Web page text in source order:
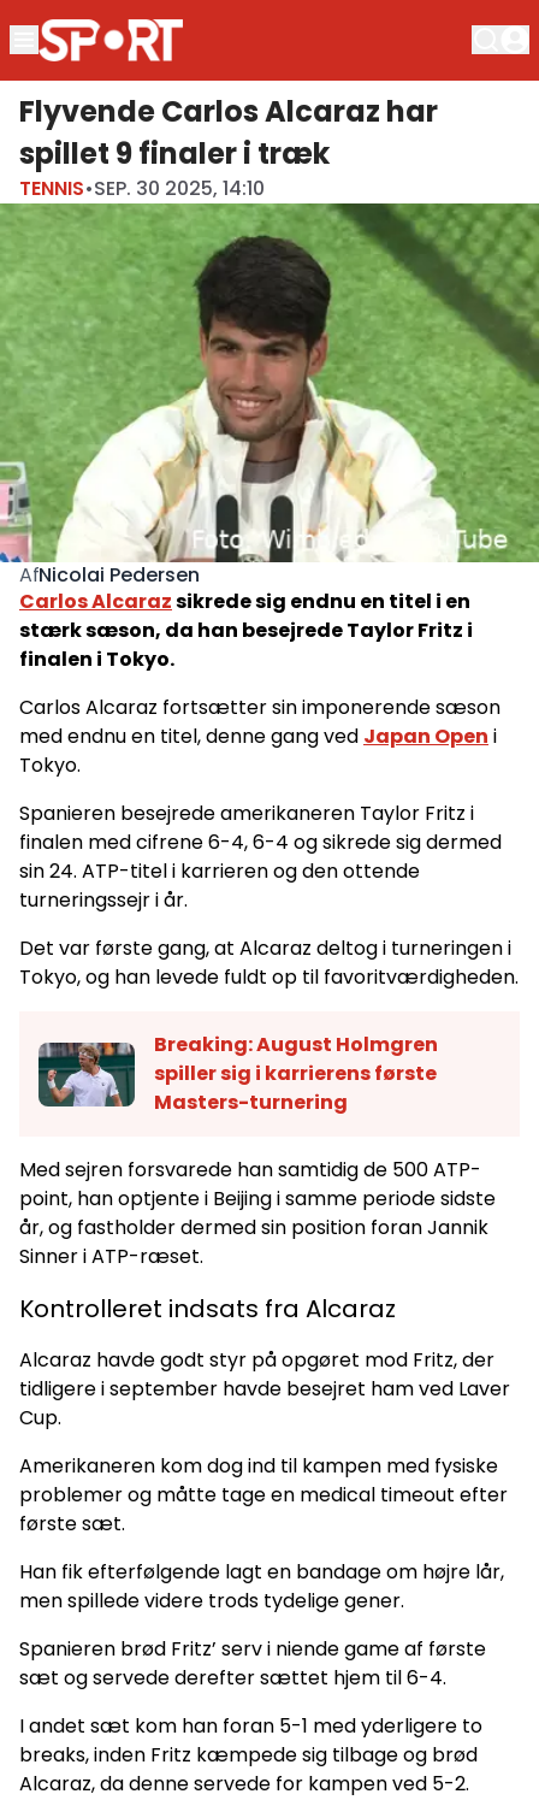
Flyvende Carlos Alcaraz har
spillet 9 finaler i træk
TENNIS•SEP. 30 2025, 14:10
AfNicolai Pedersen
Carlos Alcarazsikrede sig endnu en titel i en
stærk sæson, da han besejrede Taylor Fritz i
finalen i Tokyo.
Carlos Alcaraz fortsætter sin imponerende sæson
med endnu en titel, denne gang ved Japan Open i
Tokyo.
Spanieren besejrede amerikaneren Taylor Fritz i
finalen med cifrene 6-4, 6-4 og sikrede sig dermed
sin 24. ATP-titel i karrieren og den ottende
turneringssejr i år.
Det var første gang, at Alcaraz deltog i turneringen i
Tokyo, og han levede fuldt op til favoritværdigheden.
Breaking: August Holmgren
spiller sig i karrierens første
Masters-turnering
Med sejren forsvarede han samtidig de 500 ATP-
point, han optjente i Beijing i samme periode sidste
år, og fastholder dermed sin position foran Jannik
Sinner i ATP-ræset.
Kontrolleret indsats fra Alcaraz
Alcaraz havde godt styr på opgøret mod Fritz, der
tidligere i september havde besejret ham ved Laver
Cup.
Amerikaneren kom dog ind til kampen med fysiske
problemer og måtte tage en medical timeout efter
første sæt.
Han fik efterfølgende lagt en bandage om højre lår,
men spillede videre trods tydelige gener.
Spanieren brød Fritz’ serv i niende game af første
sæt og servede derefter sættet hjem til 6-4.
I andet sæt kom han foran 5-1 med yderligere to
breaks, inden Fritz kæmpede sig tilbage og brød
Alcaraz, da denne servede for kampen ved 5-2.